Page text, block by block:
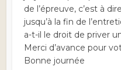
de l’épreuve, c’est à
jusqu’à la fin de
a-t-il le droit de priver
Merci d’avance pour
Bonne journée